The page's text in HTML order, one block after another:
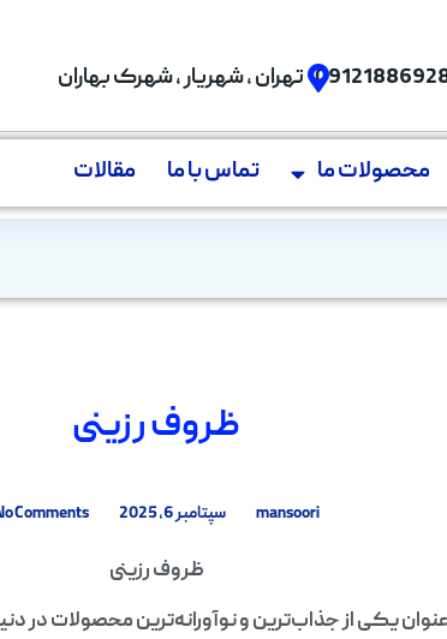
تهران , شهریار , شهرک بهاران
محصولات ما تماس با ما مقالات
ظروف رزینی
mansoori سپتامبر 6, 2025 Comments
ظروف رزینی
یکی از جذاب‌ترین و نوآورانه‌ترین محصولات در